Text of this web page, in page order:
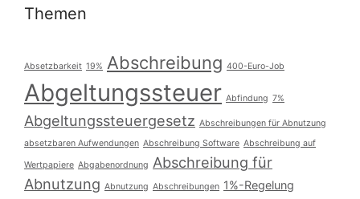
Themen
Absetzbarkeit 19% Abschreibung 400-Euro-Job
Abgeltungssteuer Abfindung 7%
Abgeltungssteuergesetz Abschreibungen für Abnutzung
absetzbaren Aufwendungen Abschreibung Software Abschreibung auf
Wertpapiere Abgabenordnung Abschreibung für
Abnutzung Abnutzung Abschreibungen 1%-Regelung